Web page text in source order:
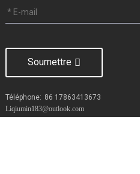
Soumettre
Téléphone: 86 17863413673
Liqiumin183@outlook.com